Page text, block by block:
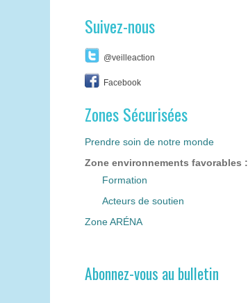
Suivez-nous
@veilleaction
Facebook
Zones Sécurisées
Prendre soin de notre monde
Zone environnements favorables :
Formation
Acteurs de soutien
Zone ARÉNA
Abonnez-vous au bulletin